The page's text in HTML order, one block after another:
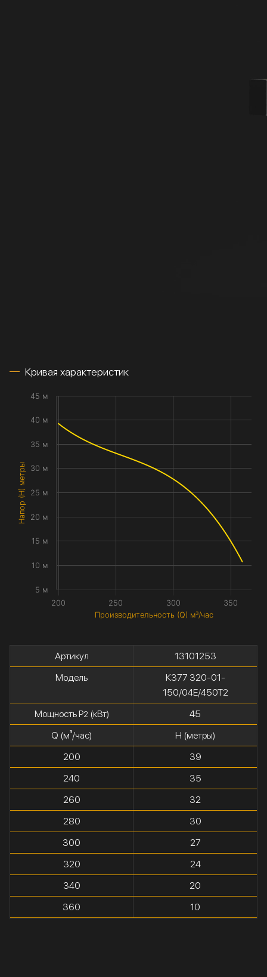
Кривая характеристик
Производительность (Q) м³/час
Напор (H) метры
200 250 300 350
5 м
10 м
15 м
20 м
25 м
30 м
35 м
40 м
45 м
Артикул
13101253
Модель
К377 320-01-
150/04Е/450Т2
Мощность P2(кВт)
45
Q (м³/час)
H (метры)
200
39
240
35
260
32
280
30
300
27
320
24
340
20
360
10